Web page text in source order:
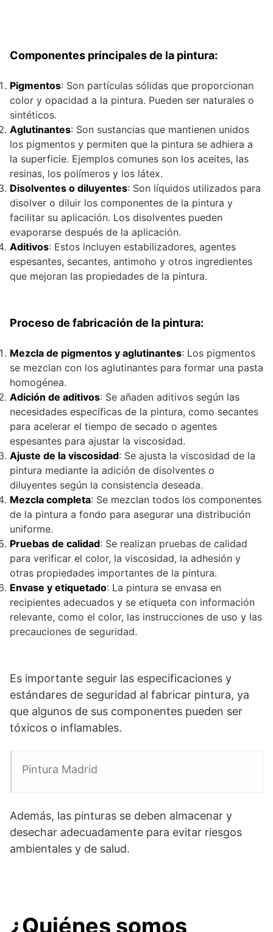
Componentes principales de la pintura:
Pigmentos: Son partículas sólidas que proporcionan
color y opacidad a la pintura. Pueden ser naturales o
sintéticos.
Aglutinantes: Son sustancias que mantienen unidos
los pigmentos y permiten que la pintura se adhiera a
la superficie. Ejemplos comunes son los aceites, las
resinas, los polímeros y los látex.
Disolventes o diluyentes: Son líquidos utilizados para
disolver o diluir los componentes de la pintura y
facilitar su aplicación. Los disolventes pueden
evaporarse después de la aplicación.
Aditivos: Estos incluyen estabilizadores, agentes
espesantes, secantes, antimoho y otros ingredientes
que mejoran las propiedades de la pintura.
Proceso de fabricación de la pintura:
Mezcla de pigmentos y aglutinantes: Los pigmentos
se mezclan con los aglutinantes para formar una pasta
homogénea.
Adición de aditivos: Se añaden aditivos según las
necesidades específicas de la pintura, como secantes
para acelerar el tiempo de secado o agentes
espesantes para ajustar la viscosidad.
Ajuste de la viscosidad: Se ajusta la viscosidad de la
pintura mediante la adición de disolventes o
diluyentes según la consistencia deseada.
Mezcla completa: Se mezclan todos los componentes
de la pintura a fondo para asegurar una distribución
uniforme.
Pruebas de calidad: Se realizan pruebas de calidad
para verificar el color, la viscosidad, la adhesión y
otras propiedades importantes de la pintura.
Envase y etiquetado: La pintura se envasa en
recipientes adecuados y se etiqueta con información
relevante, como el color, las instrucciones de uso y las
precauciones de seguridad.
Es importante seguir las especificaciones y
estándares de seguridad al fabricar pintura, ya
que algunos de sus componentes pueden ser
tóxicos o inflamables.
Pintura Madrid
Además, las pinturas se deben almacenar y
desechar adecuadamente para evitar riesgos
ambientales y de salud.
¿Quiénes somos